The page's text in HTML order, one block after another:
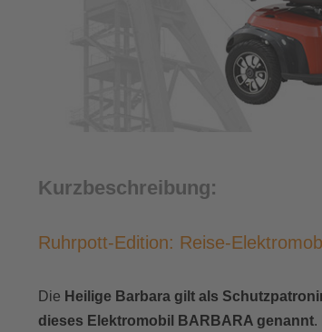
Kurzbeschreibung:
Ruhrpott-Edition: Reise-
Die Heilige Barbara gilt als
dieses Elektromobil BARBARA genannt.